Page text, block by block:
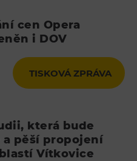
cen Opera
i DOV
TISKOVÁ ZPRÁVA
která bude
pěší propojení
Vítkovice